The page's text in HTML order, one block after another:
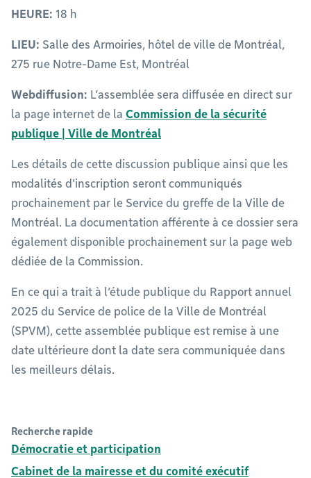
HEURE: 18 h
LIEU: Salle des Armoiries, hôtel de ville de Montréal,
275 rue Notre-Dame Est, Montréal
Webdiffusion: L’assemblée sera diffusée en direct sur
la page internet de la Commission de la sécurité
publique | Ville de Montréal
Les détails de cette discussion publique ainsi que les
modalités d'inscription seront communiqués
prochainement par le Service du greffe de la Ville de
Montréal. La documentation afférente à ce dossier sera
également disponible prochainement sur la page web
dédiée de la Commission.
En ce qui a trait à l’étude publique du Rapport annuel
2025 du Service de police de la Ville de Montréal
(SPVM), cette assemblée publique est remise à une
date ultérieure dont la date sera communiquée dans
les meilleurs délais.
Recherche rapide
Démocratie et participation
Cabinet de la mairesse et du comité exécutif